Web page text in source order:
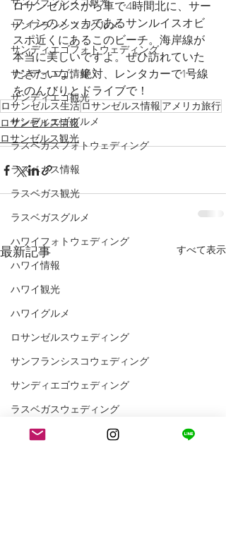
サンフランシスコグルメ
サンディエゴフォトウェディング
サンディエゴ情報
サンディエゴ観光
サンディエゴグルメ
ラスベガスフォトウェディング
ラスベガス情報
ラスベガス観光
ラスベガスグルメ
ハワイフォトウェディング
ハワイ情報
ハワイ観光
ハワイグルメ
ロサンゼルスウェディング
サンフランシスコウェディング
サンディエゴウェディング
ラスベガスウェディング
ハワイウェディング
ロサンゼルスから車で4時間北に、サー
フィンのメッカであるサンルイスオビ
スポ近くにあるこのビーチ。海岸線が
本当に美しいですよ。ぜひ訪れていた
だきたいな。絶対、レンタカーで1号線
をのんびりとドライブで！
ロサンゼルス生活ロサンゼルス情報 アメリカ旅行
ロサンゼルス情報
ロサンゼルス観光
最新記事 すべて表示